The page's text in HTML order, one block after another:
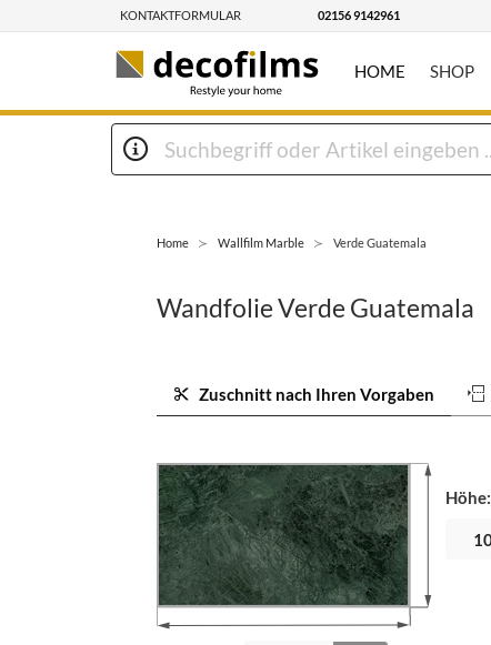
KONTAKTFORMULAR 02156 9142961
HOME SHOP
Home Wallfilm Marble Verde Guatemala
Wandfolie Verde Guatemala
Zuschnitt nach Ihren Vorgaben
Höhe: